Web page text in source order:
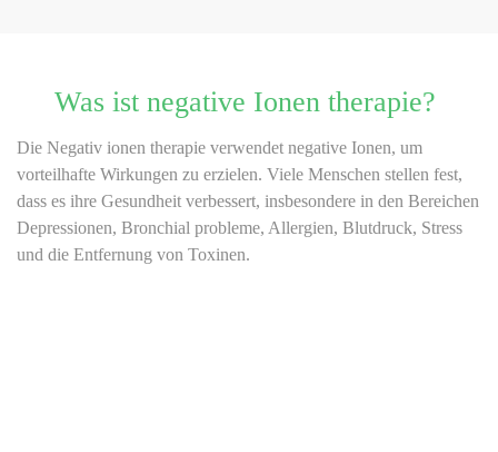
Was ist negative Ionen therapie?
Die Negativ ionen therapie verwendet negative Ionen, um
vorteilhafte Wirkungen zu erzielen. Viele Menschen stellen fest,
dass es ihre Gesundheit verbessert, insbesondere in den Bereichen
Depressionen, Bronchial probleme, Allergien, Blutdruck, Stress
und die Entfernung von Toxinen.